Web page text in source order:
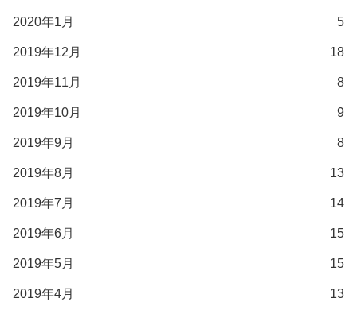
2020年1月 5
2019年12月 18
2019年11月 8
2019年10月 9
2019年9月 8
2019年8月 13
2019年7月 14
2019年6月 15
2019年5月 15
2019年4月 13